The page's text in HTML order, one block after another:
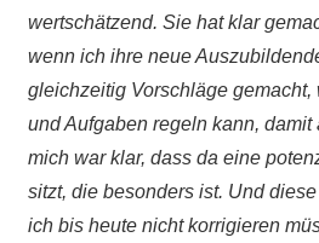
wertschätzend. Sie hat klar
wenn ich ihre neue
gleichzeitig Vorschläge
und Aufgaben regeln kann, damit
mich war klar, dass da eine
sitzt, die besonders ist. Und
ich bis heute nicht korrigieren